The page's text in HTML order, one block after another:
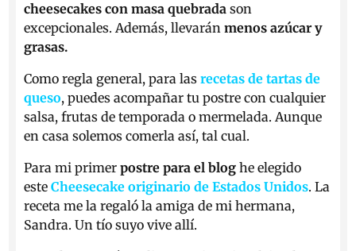
cheesecakes con masa quebrada son
excepcionales. Además, llevaránmenos azúcar y
grasas.
Como regla general, para lasrecetas de tartas de
queso, puedes acompañar tu postre con cualquier
salsa, frutas de temporada o mermelada. Aunque
en casa solemos comerla así, tal cual.
Para mi primerpostre para el blog he elegido
esteCheesecake originario de Estados Unidos. La
receta me la regaló la amiga de mi hermana,
Sandra. Un tío suyo vive allí.